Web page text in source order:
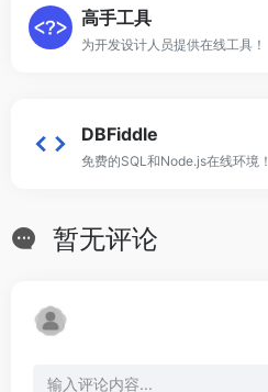
高手工具
为开发设计人员提供在线工具！
DBFiddle
免费的SQL和Node.js在线环境！
暂无评论